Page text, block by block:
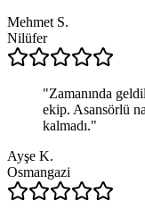
Mehmet S.
Nilüfer
"Zamanında
ekip. Asansörlü
kalmadı."
Ayşe K.
Osmangazi